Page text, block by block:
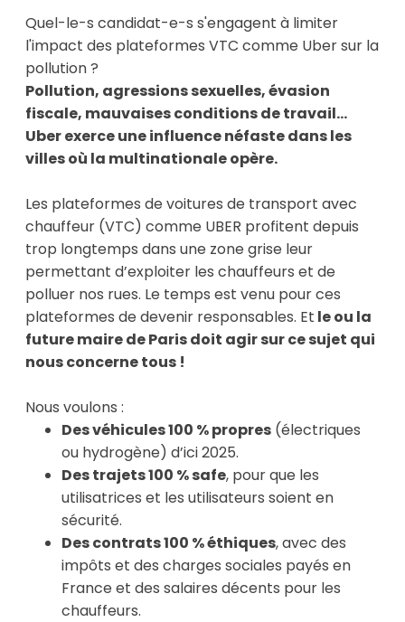
Quel-le-s candidat-e-s s'engagent à limiter
l'impact des plateformes VTC comme Uber sur la
pollution ?
Pollution, agressions sexuelles, évasion
fiscale, mauvaises conditions de travail...
Uberexerce une influence néfaste dans les
villesoù la multinationale opère.
Les plateformes de voitures de transport avec
chauffeur (VTC) comme UBER profitent depuis
trop longtemps dans une zone grise leur
permettant d’exploiter les chauffeurs et de
polluer nos rues. Le temps est venu pour ces
plateformes de devenir responsables. Et le ou la
future maire de Paris doit agir sur ce sujet qui
nous concerne tous !
Nous voulons :
Des véhicules 100 % propres (électriques
ou hydrogène) d’ici 2025.
Des trajets 100 % safe, pour que les
utilisatrices et les utilisateurs soient en
sécurité.
Des contrats 100 % éthiques, avec des
impôts et des charges sociales payés en
France et des salaires décents pour les
chauffeurs.